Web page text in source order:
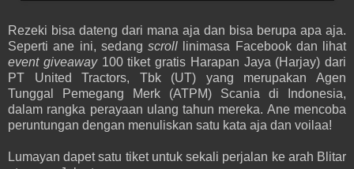
Rezeki bisa dateng dari mana aja dan bisa berupa apa aja.
Seperti ane ini, sedang scroll linimasa Facebook dan lihat
event giveaway100 tiket gratis Harapan Jaya (Harjay) dari
PT United Tractors, Tbk (UT) yang merupakan Agen
Tunggal Pemegang Merk (ATPM) Scania di Indonesia,
dalam rangka perayaan ulang tahun mereka. Ane mencoba
peruntungan dengan menuliskan satu kata aja dan voilaa!
Lumayan dapet satu tiket untuk sekali perjalan ke arah Blitar